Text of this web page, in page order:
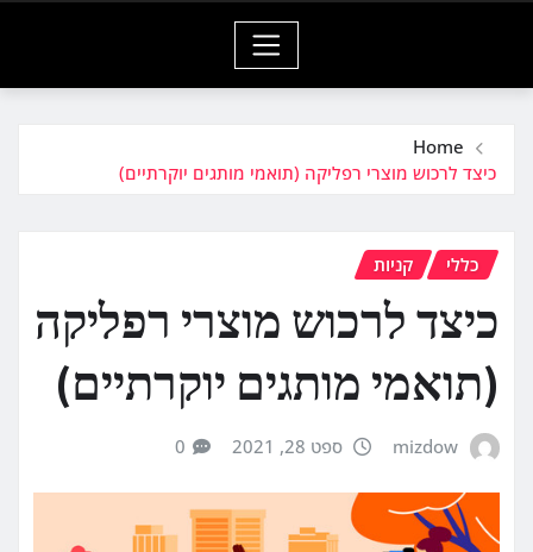
Home
כיצד לרכוש מוצרי רפליקה (תואמי מותגים יוקרתיים)
כללי קניות
כיצד לרכוש מוצרי רפליקה
(תואמי מותגים יוקרתיים)
mizdow ספט 28, 2021 0